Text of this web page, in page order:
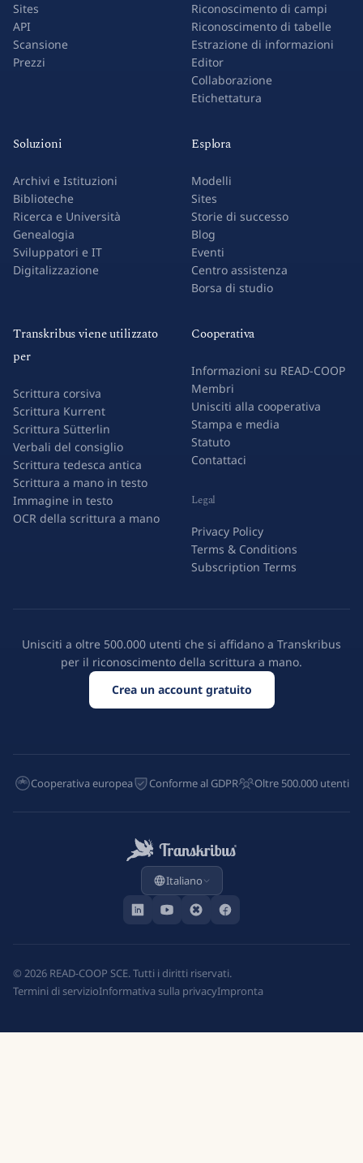
Sites
API
Scansione
Prezzi
Riconoscimento di campi
Riconoscimento di tabelle
Estrazione di informazioni
Editor
Collaborazione
Etichettatura
Soluzioni
Archivi e Istituzioni
Biblioteche
Ricerca e Università
Genealogia
Sviluppatori e IT
Digitalizzazione
Esplora
Modelli
Sites
Storie di successo
Blog
Eventi
Centro assistenza
Borsa di studio
Transkribus viene utilizzato
per
Scrittura corsiva
Scrittura Kurrent
Scrittura Sütterlin
Verbali del consiglio
Scrittura tedesca antica
Scrittura a mano in testo
Immagine in testo
OCR della scrittura a mano
Cooperativa
Informazioni su READ-COOP
Membri
Unisciti alla cooperativa
Stampa e media
Statuto
Contattaci
Legal
Privacy Policy
Terms & Conditions
Subscription Terms
Unisciti a oltre 500.000 utenti che si affidano a Transkribus
per il riconoscimento della scrittura a mano.
Crea un account gratuito
Cooperativa europea Conforme al GDPR Oltre 500.000 utenti
Italiano
© 2026 READ-COOP SCE. Tutti i diritti riservati.
Termini di servizioInformativa sulla privacyImpronta